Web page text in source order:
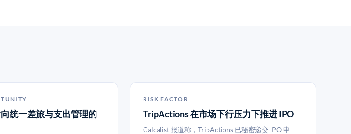
统一差旅与支出管理的
RISK FACTOR
TripActions 在市场下行压力下推进 IPO
Calcalist 报道称，TripActions 已秘密递交 IPO 申